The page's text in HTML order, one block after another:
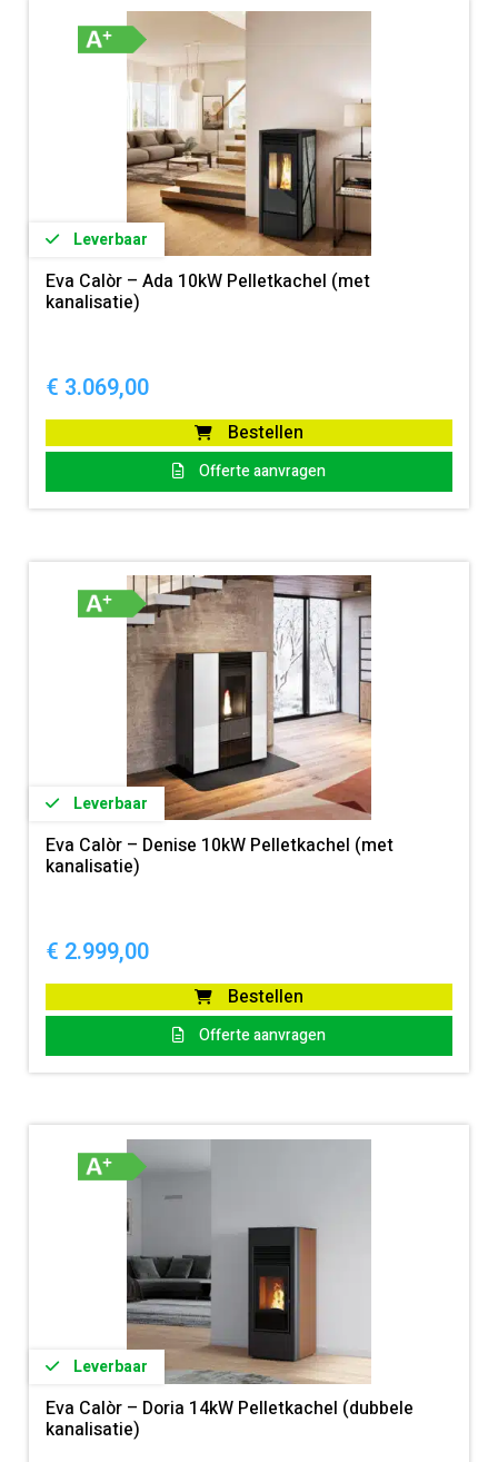
Leverbaar
Eva Calòr – Ada 10kW Pelletkachel (met
kanalisatie)
€ 3.069,00
Bestellen
Offerte aanvragen
Leverbaar
Eva Calòr – Denise 10kW Pelletkachel (met
kanalisatie)
€ 2.999,00
Bestellen
Offerte aanvragen
Leverbaar
Eva Calòr – Doria 14kW Pelletkachel (dubbele
kanalisatie)